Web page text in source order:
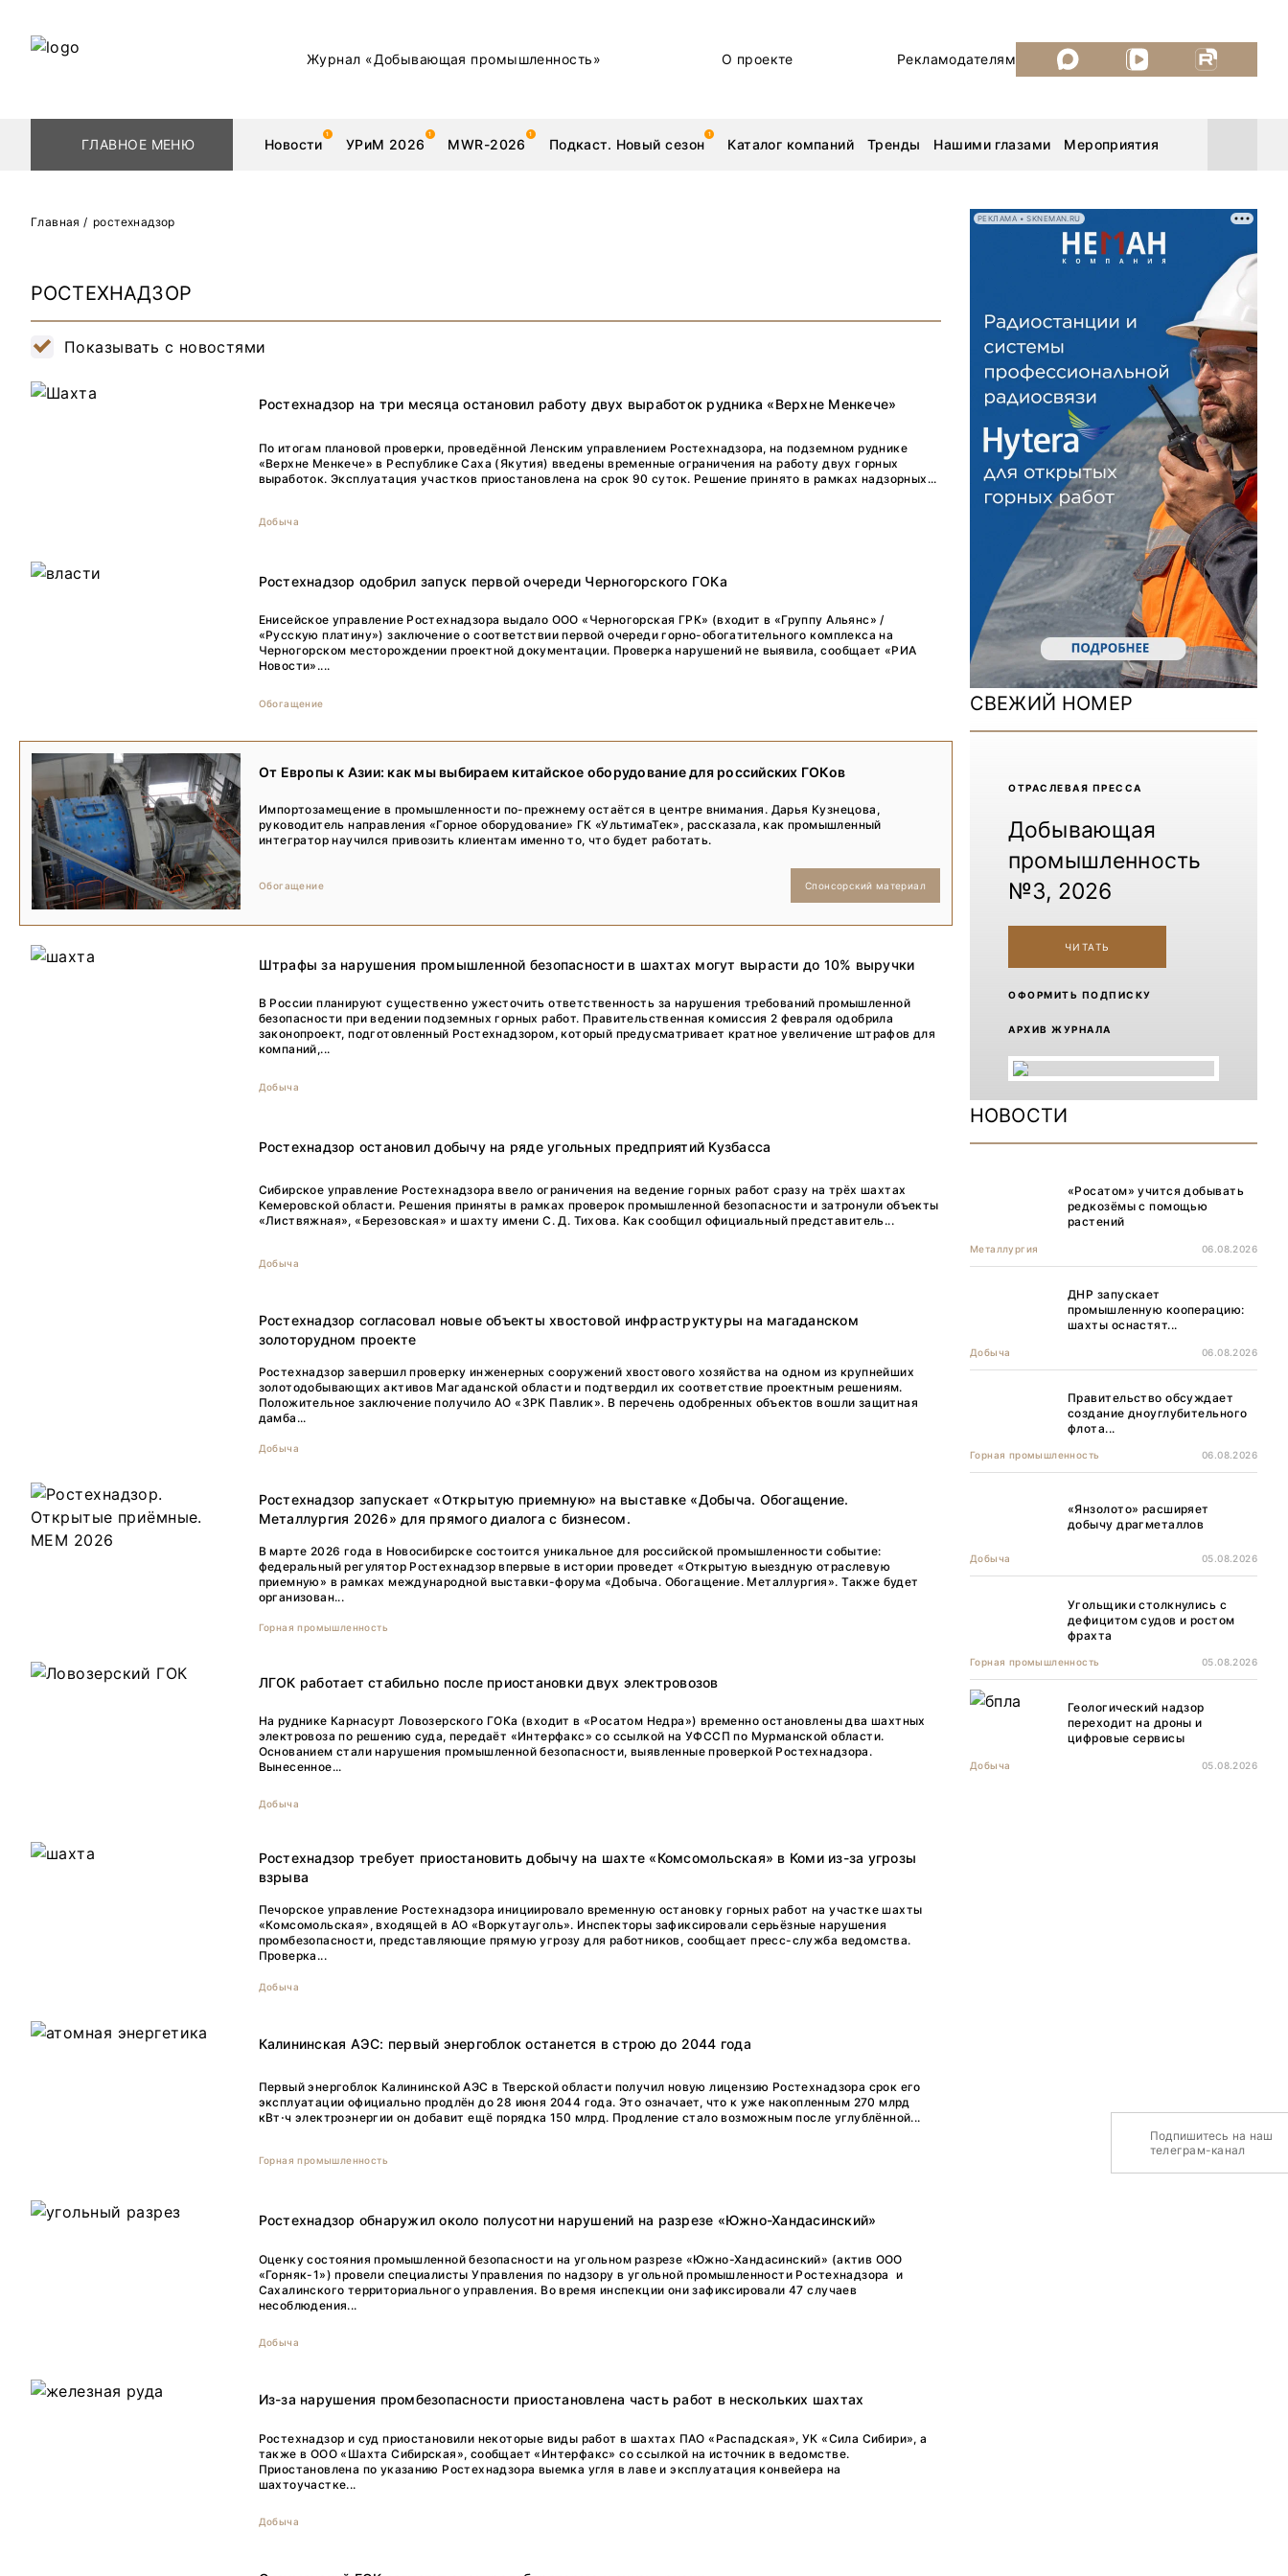
Журнал «Добывающая промышленность» О проекте Рекламодателям
ГЛАВНОЕ МЕНЮ Новости УРиМ 2026 MWR-2026 Подкаст. Новый сезон Каталог компаний Тренды Нашими глазами Мероприятия
Геологоразведка
Обогащение Золото
Нефть
Техника и технологии
Бренд
Интервью
Каталог компаний
MiningWorld Russia 2026
ДП Подкаст. Новый сезон
Рудник 2025
MiningWorld Russia 2025
Уголь России и Майнинг 2025
Рудник 2024 | Обзор выставки
В помощь шахтёру 2024
Уголь России и Майнинг 2024
Mining World Russia 2024
Главная / ростехнадзор
РОСТЕХНАДЗОР
Показывать с новостями
Ростехнадзор на три месяца остановил работу двух выработок рудника «Верхне Менкече»
По итогам плановой проверки, проведённой Ленским управлением Ростехнадзора, на подземном руднике
«Верхне Менкече» в Республике Саха (Якутия) введены временные ограничения на работу двух горных
выработок. Эксплуатация участков приостановлена на срок 90 суток. Решение принято в рамках надзорных...
Добыча
Ростехнадзор одобрил запуск первой очереди Черногорского ГОКа
Енисейское управление Ростехнадзора выдало ООО «Черногорская ГРК» (входит в «Группу Альянс» /
«Русскую платину») заключение о соответствии первой очереди горно-обогатительного комплекса на
Черногорском месторождении проектной документации. Проверка нарушений не выявила, сообщает «РИА
Новости»....
Обогащение
От Европы к Азии: как мы выбираем китайское оборудование для российских ГОКов
Импортозамещение в промышленности по-прежнему остаётся в центре внимания. Дарья Кузнецова,
руководитель направления «Горное оборудование» ГК «УльтимаТек», рассказала, как промышленный
интегратор научился привозить клиентам именно то, что будет работать.
Обогащение Спонсорский материал
Штрафы за нарушения промышленной безопасности в шахтах могут вырасти до 10% выручки
В России планируют существенно ужесточить ответственность за нарушения требований промышленной
безопасности при ведении подземных горных работ. Правительственная комиссия 2 февраля одобрила
законопроект, подготовленный Ростехнадзором, который предусматривает кратное увеличение штрафов для
компаний,...
Добыча
Ростехнадзор остановил добычу на ряде угольных предприятий Кузбасса
Сибирское управление Ростехнадзора ввело ограничения на ведение горных работ сразу на трёх шахтах
Кемеровской области. Решения приняты в рамках проверок промышленной безопасности и затронули объекты
«Листвяжная», «Березовская» и шахту имени С. Д. Тихова. Как сообщил официальный представитель...
Добыча
Ростехнадзор согласовал новые объекты хвостовой инфраструктуры на магаданском
золоторудном проекте
Ростехнадзор завершил проверку инженерных сооружений хвостового хозяйства на одном из крупнейших
золотодобывающих активов Магаданской области и подтвердил их соответствие проектным решениям.
Положительное заключение получило АО «ЗРК Павлик». В перечень одобренных объектов вошли защитная
дамба...
Добыча
Ростехнадзор запускает «Открытую приемную» на выставке «Добыча. Обогащение.
Металлургия 2026» для прямого диалога с бизнесом.
В марте 2026 года в Новосибирске состоится уникальное для российской промышленности событие:
федеральный регулятор Ростехнадзор впервые в истории проведет «Открытую выездную отраслевую
приемную» в рамках международной выставки-форума «Добыча. Обогащение. Металлургия». Также будет
организован...
Горная промышленность
ЛГОК работает стабильно после приостановки двух электровозов
На руднике Карнасурт Ловозерского ГОКа (входит в «Росатом Недра») временно остановлены два шахтных
электровоза по решению суда, передаёт «Интерфакс» со ссылкой на УФССП по Мурманской области.
Основанием стали нарушения промышленной безопасности, выявленные проверкой Ростехнадзора.
Вынесенное...
Добыча
Ростехнадзор требует приостановить добычу на шахте «Комсомольская» в Коми из-за угрозы
взрыва
Печорское управление Ростехнадзора инициировало временную остановку горных работ на участке шахты
«Комсомольская», входящей в АО «Воркутауголь». Инспекторы зафиксировали серьёзные нарушения
промбезопасности, представляющие прямую угрозу для работников, сообщает пресс-служба ведомства.
Проверка...
Добыча
Калининская АЭС: первый энергоблок останется в строю до 2044 года
Первый энергоблок Калининской АЭС в Тверской области получил новую лицензию Ростехнадзора срок его
эксплуатации официально продлён до 28 июня 2044 года. Это означает, что к уже накопленным 270 млрд
кВт⋅ч электроэнергии он добавит ещё порядка 150 млрд. Продление стало возможным после углублённой...
Горная промышленность
Ростехнадзор обнаружил около полусотни нарушений на разрезе «Южно-Хандасинский»
Оценку состояния промышленной безопасности на угольном разрезе «Южно-Хандасинский» (актив ООО
«Горняк-1») провели специалисты Управления по надзору в угольной промышленности Ростехнадзора и
Сахалинского территориального управления. Во время инспекции они зафиксировали 47 случаев
несоблюдения...
Добыча
Из-за нарушения промбезопасности приостановлена часть работ в нескольких шахтах
Ростехнадзор и суд приостановили некоторые виды работ в шахтах ПАО «Распадская», УК «Сила Сибири», а
также в ООО «Шахта Сибирская», сообщает «Интерфакс» со ссылкой на источник в ведомстве.
Приостановлена по указанию Ростехнадзора выемка угля в лаве и эксплуатация конвейера на
шахтоучастке...
Добыча
РЕКЛАМА • SKNEMAN.RU
СВЕЖИЙ НОМЕР
ОТРАCЛЕВАЯ ПРЕССА
Добывающая
промышленность
№3, 2026
ЧИТАТЬ
ОФОРМИТЬ ПОДПИСКУ
АРХИВ ЖУРНАЛА
НОВОСТИ
«Росатом» учится добывать
редкозёмы с помощью
растений
Металлургия 06.08.2026
ДНР запускает
промышленную кооперацию:
шахты оснастят...
Добыча 06.08.2026
Правительство обсуждает
создание дноуглубительного
флота...
Горная промышленность 06.08.2026
«Янзолото» расширяет
добычу драгметаллов
Добыча 05.08.2026
Угольщики столкнулись с
дефицитом судов и ростом
фрахта
Горная промышленность 05.08.2026
Геологический надзор
переходит на дроны и
цифровые сервисы
Добыча 05.08.2026
Подпишитесь на наш
телеграм-канал